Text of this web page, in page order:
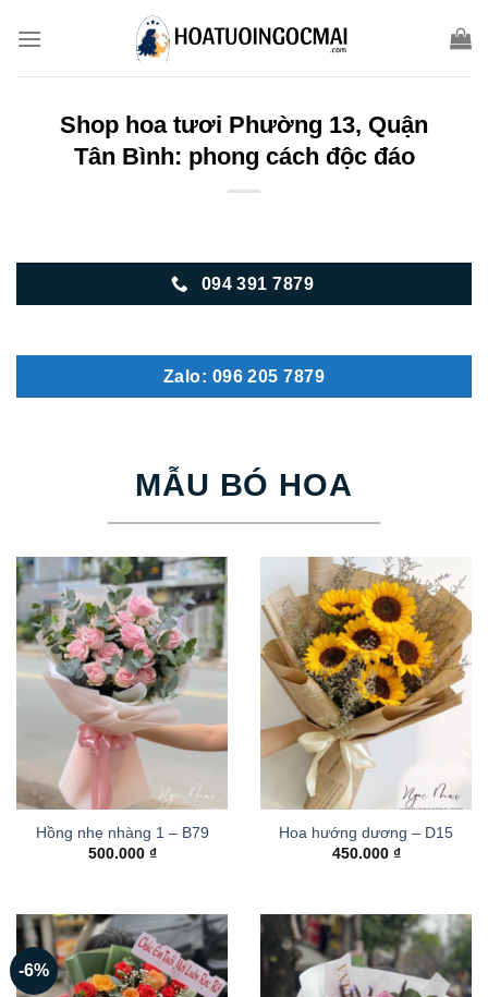
Shop hoa tươi Phường 13, Quận
Tân Bình: phong cách độc đáo
094 391 7879
Zalo: 096 205 7879
MẪU BÓ HOA
Hồng nhẹ nhàng 1 – B79
500.000 ₫
Hoa hướng dương – D15
450.000 ₫
-6%